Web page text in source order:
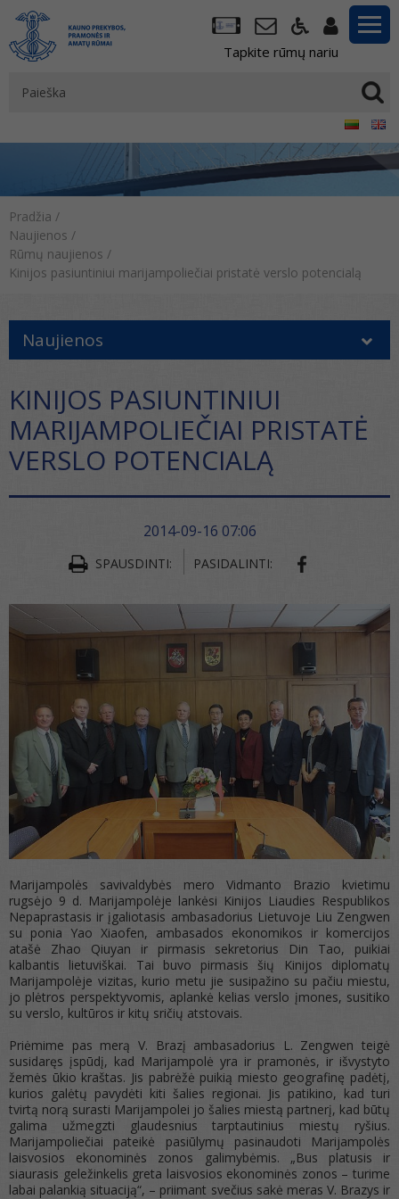
Tapkite rūmų nariu
Pradžia /
Naujienos /
Rūmų naujienos /
Kinijos pasiuntiniui marijampoliečiai pristatė verslo potencialą
Naujienos
KINIJOS PASIUNTINIUI
MARIJAMPOLIEČIAI PRISTATĖ
VERSLO POTENCIALĄ
2014-09-16 07:06
SPAUSDINTI: PASIDALINTI:
Marijampolės savivaldybės mero Vidmanto Brazio kvietimu
rugsėjo 9 d. Marijampolėje lankėsi Kinijos Liaudies Respublikos
Nepaprastasis ir įgaliotasis ambasadorius Lietuvoje Liu Zengwen
su ponia Yao Xiaofen, ambasados ekonomikos ir komercijos
atašė Zhao Qiuyan ir pirmasis sekretorius Din Tao, puikiai
kalbantis lietuviškai. Tai buvo pirmasis šių Kinijos diplomatų
Marijampolėje vizitas, kurio metu jie susipažino su pačiu miestu,
jo plėtros perspektyvomis, aplankė kelias verslo įmones, susitiko
su verslo, kultūros ir kitų sričių atstovais.
Priėmime pas merą V. Brazį ambasadorius L. Zengwen teigė
susidaręs įspūdį, kad Marijampolė yra ir pramonės, ir išvystyto
žemės ūkio kraštas. Jis pabrėžė puikią miesto geografinę padėtį,
kurios galėtų pavydėti kiti šalies regionai. Jis patikino, kad turi
tvirtą norą surasti Marijampolei jo šalies miestą partnerį, kad būtų
galima užmegzti glaudesnius tarptautinius miestų ryšius.
Marijampoliečiai pateikė pasiūlymų pasinaudoti Marijampolės
laisvosios ekonominės zonos galimybėmis. „Bus platusis ir
siaurasis geležinkelis greta laisvosios ekonominės zonos – turime
labai palankią situaciją“, – priimant svečius sakė meras V. Brazys ir